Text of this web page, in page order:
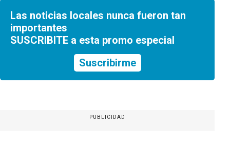
Las noticias locales nunca fueron tan
importantes
SUSCRIBITE a esta promo especial
Suscribirme
PUBLICIDAD